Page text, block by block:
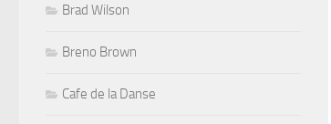
Brad Wilson
Breno Brown
Cafe de la Danse